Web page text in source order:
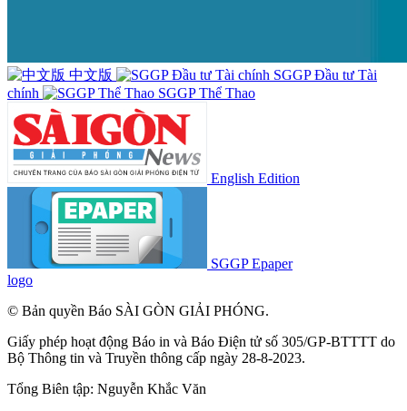
中文版
SGGP Đầu tư Tài
chính
SGGP Thể Thao
English Edition
SGGP Epaper
logo
© Bản quyền Báo SÀI GÒN GIẢI PHÓNG.
Giấy phép hoạt động Báo in và Báo Điện tử số 305/GP-BTTTT do
Bộ Thông tin và Truyền thông cấp ngày 28-8-2023.
Tổng Biên tập: Nguyễn Khắc Văn